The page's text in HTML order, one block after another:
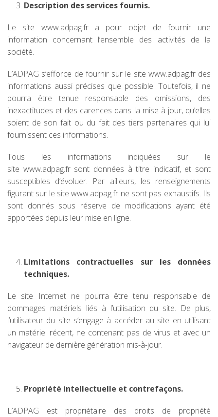
Description des services fournis.
Le site www.adpag.fr a pour objet de fournir une
information concernant l’ensemble des activités de la
société.
L’ADPAG s’efforce de fournir sur le site www.adpag.fr des
informations aussi précises que possible. Toutefois, il ne
pourra être tenue responsable des omissions, des
inexactitudes et des carences dans la mise à jour, qu’elles
soient de son fait ou du fait des tiers partenaires qui lui
fournissent ces informations.
Tous les informations indiquées sur le
site www.adpag.fr sont données à titre indicatif, et sont
susceptibles d’évoluer. Par ailleurs, les renseignements
figurant sur le site www.adpag.fr ne sont pas exhaustifs. Ils
sont donnés sous réserve de modifications ayant été
apportées depuis leur mise en ligne.
Limitations contractuelles sur les données
techniques.
Le site Internet ne pourra être tenu responsable de
dommages matériels liés à l’utilisation du site. De plus,
l’utilisateur du site s’engage à accéder au site en utilisant
un matériel récent, ne contenant pas de virus et avec un
navigateur de dernière génération mis-à-jour.
Propriété intellectuelle et contrefaçons.
L’ADPAG est propriétaire des droits de propriété